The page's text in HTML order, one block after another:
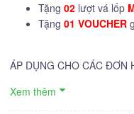
Tặng 02 lượt vá lốp
Tặng 01 VOUCHER
ÁP DỤNG CHO CÁC ĐƠN
Xem thêm